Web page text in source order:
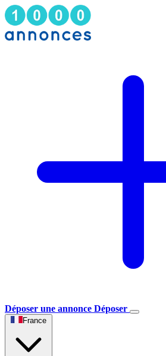
Déposer une annonce Déposer
France